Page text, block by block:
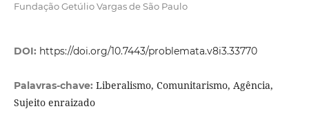
Fundação Getúlio Vargas de São Paulo
DOI: https://doi.org/10.7443/problemata.v8i3.33770
Palavras-chave: Liberalismo, Comunitarismo, Agência,
Sujeito enraizado